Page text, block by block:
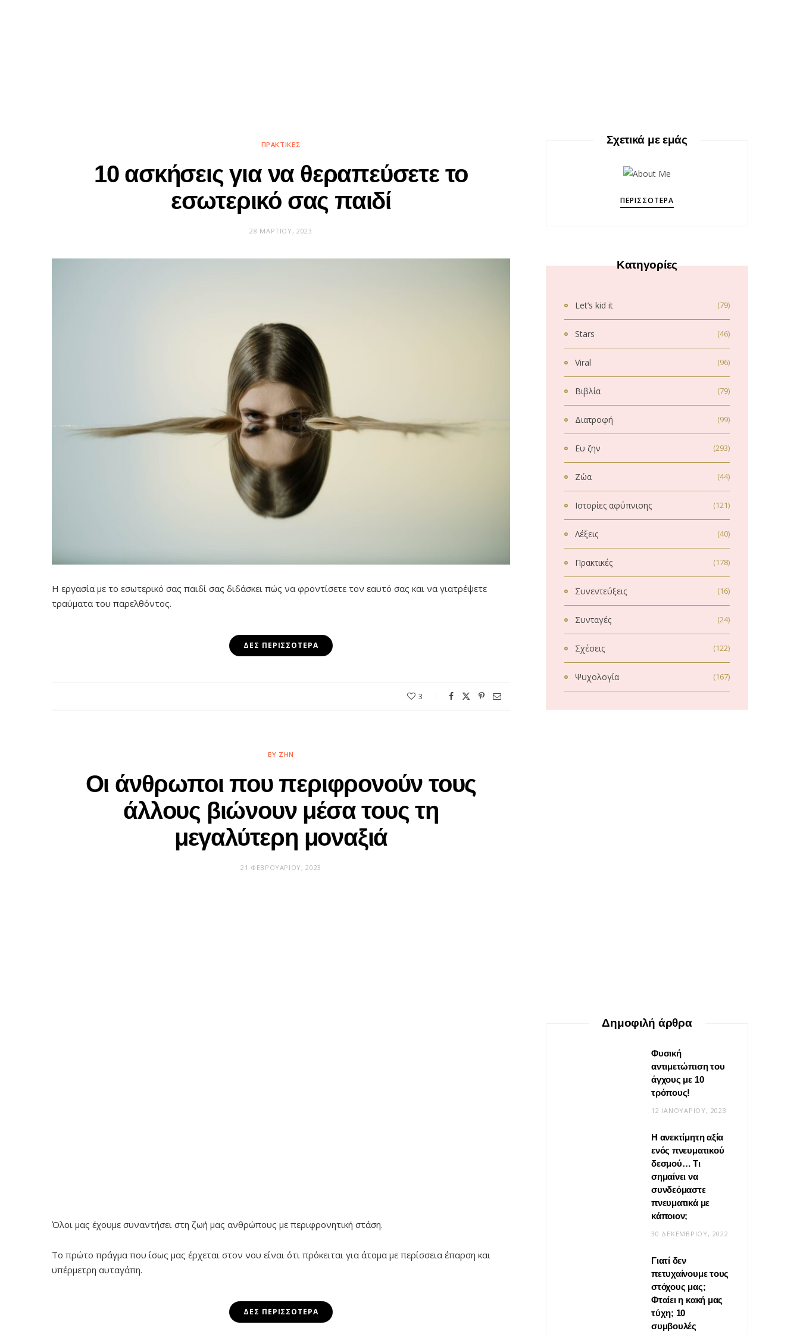
ΠΡΑΚΤΙΚΈΣ
10 ασκήσεις για να θεραπεύσετε το
εσωτερικό σας παιδί
28 ΜΑΡΤΊΟΥ, 2023
Η εργασία με το εσωτερικό σας παιδί σας διδάσκει πώς να φροντίσετε τον εαυτό σας και να γιατρέψετε
τραύματα του παρελθόντος.
ΔΕΣ ΠΕΡΙΣΣΌΤΕΡΑ
3
ΕΥ ΖΗΝ
Οι άνθρωποι που περιφρονούν τους
άλλους βιώνουν μέσα τους τη
μεγαλύτερη μοναξιά
21 ΦΕΒΡΟΥΑΡΊΟΥ, 2023
Όλοι μας έχουμε συναντήσει στη ζωή μας ανθρώπους με περιφρονητική στάση.
Το πρώτο πράγμα που ίσως μας έρχεται στον νου είναι ότι πρόκειται για άτομα με περίσσεια έπαρση και
υπέρμετρη αυταγάπη.
ΔΕΣ ΠΕΡΙΣΣΌΤΕΡΑ
Σχετικά με εμάς
ΠΕΡΙΣΣΌΤΕΡΑ
Κατηγορίες
Let’s kid it (79)
Stars (46)
Viral (96)
Βιβλία (79)
Διατροφή (99)
Ευ ζην (293)
Ζώα (44)
Ιστορίες αφύπνισης (121)
Λέξεις (40)
Πρακτικές (178)
Συνεντεύξεις (16)
Συνταγές (24)
Σχέσεις (122)
Ψυχολογία (167)
Βίντεο: Μεταμόρφωσε το
φουλάρι σου σε κιμονό
20 ΜΑΪ́ΟΥ, 2026
Δημοφιλή άρθρα
Φυσική
αντιμετώπιση του
άγχους με 10
τρόπους!
12 ΙΑΝΟΥΑΡΊΟΥ, 2023
Η ανεκτίμητη αξία
ενός πνευματικού
δεσμού… Τι
σημαίνει να
συνδεόμαστε
πνευματικά με
κάποιον;
30 ΔΕΚΕΜΒΡΊΟΥ, 2022
Γιατί δεν
πετυχαίνουμε τους
στόχους μας;
Φταίει η κακή μας
τύχη; 10
συμβουλές